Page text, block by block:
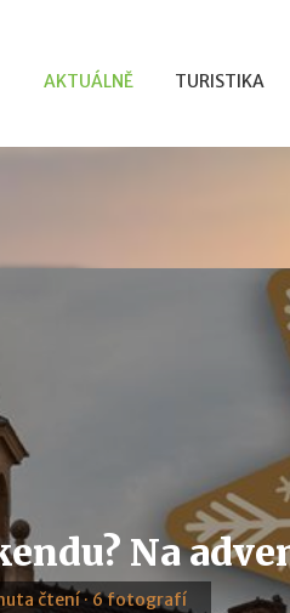
AKTUÁLNĚ TURISTIKA
Na
čtení · 6 fotografí